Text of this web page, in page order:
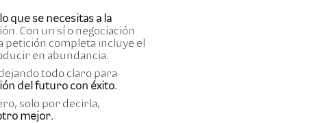
que se necesitas a la
Con un sí o negociación
petición completa incluye el
en abundancia.
todo claro para
del futuro con éxito.
solo por decirla,
mejor.